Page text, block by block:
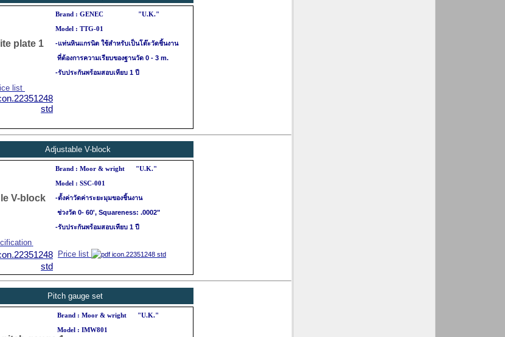
Brand : GENEC "U.K."
Model : TTG-01
-แท่นหินแกรนิต ใช้สำหรับเป็นโต๊ะวัดชิ้นงาน
ที่ต้องการความเรียบของฐานวัด 0 - 3 m.
-รับประกันพร้อมสอบเทียบ 1 ปี
list
Adjustable V-block
Brand : Moor & wright "U.K."
Model : SSC-001
-ตั้งค่าวัดค่าระยะมุมของชิ้นงาน
ช่วงวัด 0- 60', Squareness: .0002"
-รับประกันพร้อมสอบเทียบ 1 ปี
Price list
Pitch gauge set
Brand : Moor & wright "U.K."
Model : IMW801